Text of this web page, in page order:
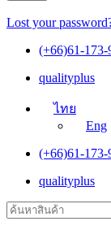
Lost your
(+66)61-173-
qualityplus
ไทย
Eng
(+66)61-173-
qualityplus